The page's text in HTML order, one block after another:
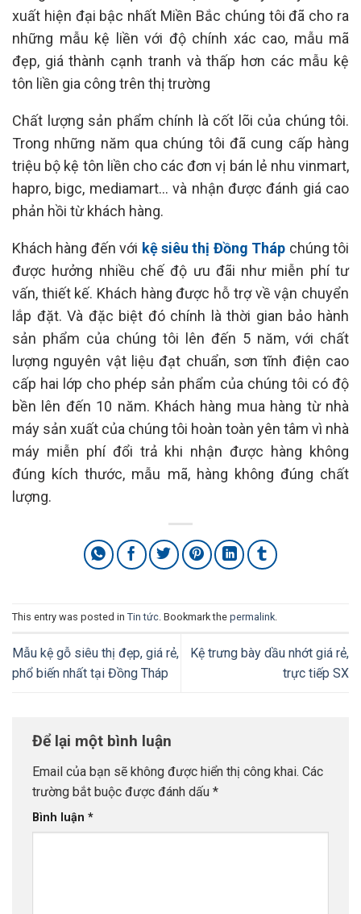
xuất hiện đại bậc nhất Miền Bắc chúng tôi đã cho ra
những mẫu kệ liền với độ chính xác cao, mẫu mã
đẹp, giá thành cạnh tranh và thấp hơn các mẫu kệ
tôn liền gia công trên thị trường
Chất lượng sản phẩm chính là cốt lõi của chúng tôi.
Trong những năm qua chúng tôi đã cung cấp hàng
triệu bộ kệ tôn liền cho các đơn vị bán lẻ nhu vinmart,
hapro, bigc, mediamart… và nhận được đánh giá cao
phản hồi từ khách hàng.
Khách hàng đến với kệ siêu thị Đồng Tháp chúng tôi
được hưởng nhiều chế độ ưu đãi như miễn phí tư
vấn, thiết kế. Khách hàng được hỗ trợ về vận chuyển
lắp đặt. Và đặc biệt đó chính là thời gian bảo hành
sản phẩm của chúng tôi lên đến 5 năm, với chất
lượng nguyên vật liệu đạt chuẩn, sơn tĩnh điện cao
cấp hai lớp cho phép sản phẩm của chúng tôi có độ
bền lên đến 10 năm. Khách hàng mua hàng từ nhà
máy sản xuất của chúng tôi hoàn toàn yên tâm vì nhà
máy miễn phí đổi trả khi nhận được hàng không
đúng kích thước, mẫu mã, hàng không đúng chất
lượng.
This entry was posted in Tin tức. Bookmark the permalink.
Mẫu kệ gỗ siêu thị đẹp, giá rẻ,
phổ biến nhất tại Đồng Tháp
Kệ trưng bày dầu nhớt giá rẻ,
trực tiếp SX
Để lại một bình luận
Email của bạn sẽ không được hiển thị công khai. Các
trường bắt buộc được đánh dấu *
Bình luận *